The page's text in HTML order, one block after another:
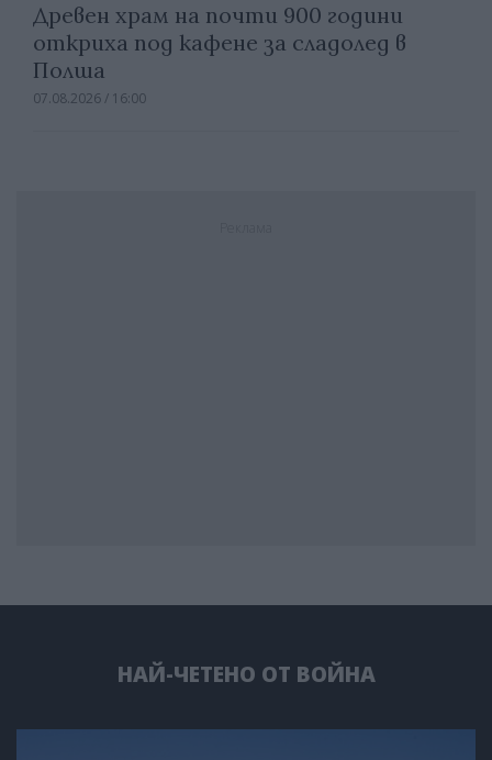
Древен храм на почти 900 години
откриха под кафене за сладолед в
Полша
07.08.2026 / 16:00
НАЙ-ЧЕТЕНО ОТ ВОЙНА